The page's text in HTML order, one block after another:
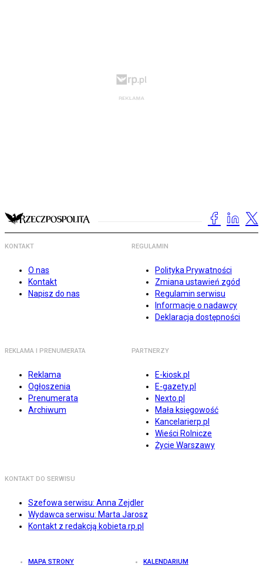
KONTAKT
O nas
Kontakt
Napisz do nas
REGULAMIN
Polityka Prywatności
Zmiana ustawień zgód
Regulamin serwisu
Informacje o nadawcy
Deklaracja dostępności
REKLAMA I PRENUMERATA
Reklama
Ogłoszenia
Prenumerata
Archiwum
PARTNERZY
E-kiosk.pl
E-gazety.pl
Nexto.pl
Mała księgowość
Kancelarierp.pl
Wieści Rolnicze
Życie Warszawy
KONTAKT DO SERWISU
Szefowa serwisu: Anna Zejdler
Wydawca serwisu: Marta Jarosz
Kontakt z redakcją kobieta.rp.pl
MAPA STRONY KALENDARIUM